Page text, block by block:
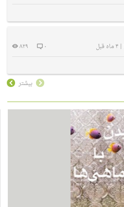
| ۴ ماه قبل ۰
۸۲۹
بیشتر